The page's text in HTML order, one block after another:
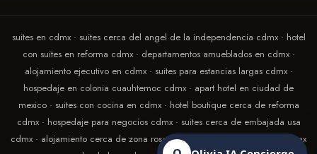
suites en cdmx · suites cerca del angel de la independencia cdmx · hotel
con suites en reforma cdmx · departamentos amueblados en cdmx ·
alojamiento ejecutivo en cdmx · suites para estancias largas cdmx ·
hospedaje en colonia cuauhtemoc cdmx · apart hotel en ciudad de
mexico · suites con cocina en cdmx · hotel boutique cerca de reforma
cdmx · hospedaje para negocios cdmx · suites cerca de embajada usa
cdmx · alojamiento cerca de zona rosa cdmx · suites con terraza en cdmx